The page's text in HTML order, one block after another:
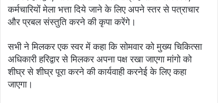
कर्मचारियों मेला भत्ता दिये जाने के लिए अपने स्तर से पत्राचार
और प्रबल संस्तुति करने की कृपा करेंगे।
सभी ने मिलकर एक स्वर में कहा कि सोमवार को मुख्य चिकित्सा
अधिकारी हरिद्वार से मिलकर अपना पक्ष रखा जाएगा मांगो को
शीघ्र से शीघ्र पूरा करने की कार्यवाही करनेई के लिए कहा
जाएगा।